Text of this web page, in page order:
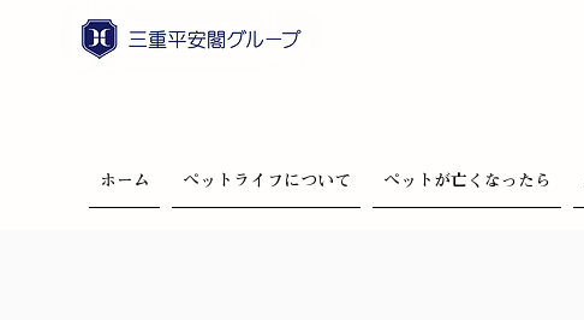
ホーム ペットライフについて ペットが亡くなったら